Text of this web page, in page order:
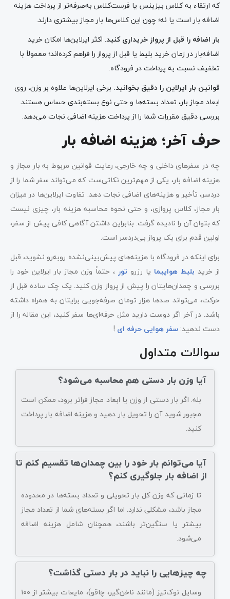
که ارتقاء به کلاس بیزینس یا فرست‌کلاس به‌صرفه‌تر از پرداخت هزینه
اضافه بار است یا نه؛ چون این کلاس‌ها بار مجاز بیشتری دارند.
بار اضافه را قبل از پرواز خریداری کنید. اکثر ایرلاین‌ها امکان خرید
اضافه‌بار در زمان خرید بلیط یا قبل از پرواز را فراهم کرده‌اند؛ معمولاً با
تخفیف نسبت به پرداخت در فرودگاه.
قوانین بار ایرلاین را دقیق بخوانید. برخی ایرلاین‌ها علاوه بر وزن، روی
ابعاد مجاز بار، تعداد بسته‌ها و حتی نوع بسته‌بندی حساس هستند.
بررسی دقیق مقررات شما را از پرداخت هزینه اضافی نجات می‌دهد.
حرف آخر؛ هزینه اضافه بار
چه در سفرهای داخلی و چه خارجی، رعایت قوانین مربوط به بار مجاز و
هزینه اضافه بار، یکی از مهم‌ترین نکاتی‌ست که می‌تواند سفر شما را از
دردسر، تأخیر و هزینه‌های اضافی نجات دهد. تفاوت ایرلاین‌ها در میزان
بار مجاز، کلاس پروازی، و حتی نحوه محاسبه هزینه بار، چیزی نیست
که بتوان آن را نادیده گرفت. بنابراین داشتن آگاهی کافی پیش از سفر،
اولین قدم برای یک پرواز بی‌دردسر است.
برای اینکه در فرودگاه با هزینه‌های پیش‌بینی‌نشده روبه‌رو نشوید، قبل
از خرید بلیط هواپیما یا رزرو تور ، حتماً وزن مجاز بار ایرلاین خود را
بررسی و چمدان‌هایتان را پیش از پرواز وزن کنید. یک چک ساده قبل از
حرکت، می‌تواند صدها هزار تومان صرفه‌جویی برایتان به همراه داشته
باشد. در آخر اگر دوست دارید مثل حرفه‌ای‌ها سفر کنید، این مقاله را از
دست ندهید: سفر هوایی حرفه ای !
سوالات متداول
آیا وزن بار دستی هم محاسبه می‌شود؟
بله. اگر بار دستی از وزن یا ابعاد مجاز فراتر برود، ممکن است
مجبور شوید آن را تحویل بار دهید و هزینه اضافه بار پرداخت
کنید.
آیا می‌توانم بار خود را بین چمدان‌ها تقسیم کنم تا
از اضافه بار جلوگیری کنم؟
تا زمانی که وزن کل بار تحویلی و تعداد بسته‌ها در محدوده
مجاز باشد، مشکلی ندارد. اما اگر بسته‌های شما از تعداد مجاز
بیشتر یا سنگین‌تر باشند، همچنان شامل هزینه اضافه
می‌شود.
چه چیزهایی را نباید در بار دستی گذاشت؟
وسایل نوک‌تیز (مانند ناخن‌گیر، چاقو)، مایعات بیشتر از ۱۰۰